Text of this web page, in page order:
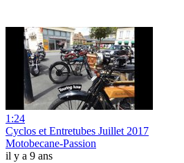
1:24
Cyclos et Entretubes Juillet 2017
Motobecane-Passion
il y a 9 ans